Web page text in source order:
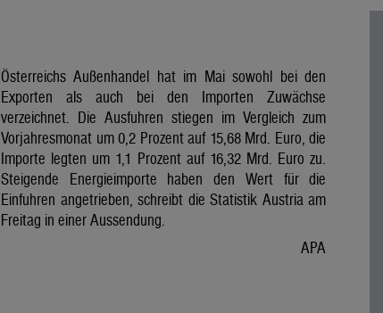
Österreichs Außenhandel hat im Mai sowohl bei den
Exporten als auch bei den Importen Zuwächse
verzeichnet. Die Ausfuhren stiegen im Vergleich zum
Vorjahresmonat um 0,2 Prozent auf 15,68 Mrd. Euro, die
Importe legten um 1,1 Prozent auf 16,32 Mrd. Euro zu.
Steigende Energieimporte haben den Wert für die
Einfuhren angetrieben, schreibt die Statistik Austria am
Freitag in einer Aussendung.
APA